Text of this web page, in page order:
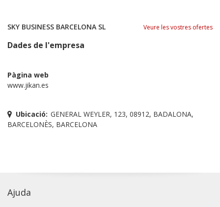
SKY BUSINESS BARCELONA SL Veure les vostres ofertes
Dades de l'empresa
Pàgina web
www.jikan.es
Ubicació: GENERAL WEYLER, 123, 08912, BADALONA,
BARCELONÈS, BARCELONA
Ajuda